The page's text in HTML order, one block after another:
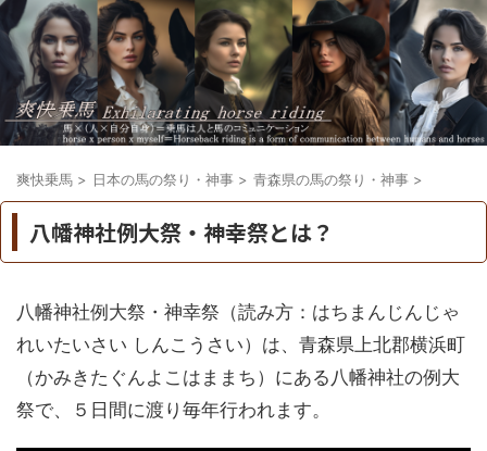
爽快乗馬 > 日本の馬の祭り・神事 > 青森県の馬の祭り・神事 >
八幡神社例大祭・神幸祭とは？
八幡神社例大祭・神幸祭（読み方：はちまんじんじゃ
れいたいさい しんこうさい）は、青森県上北郡横浜町
（かみきたぐんよこはままち）にある八幡神社の例大
祭で、５日間に渡り毎年行われます。